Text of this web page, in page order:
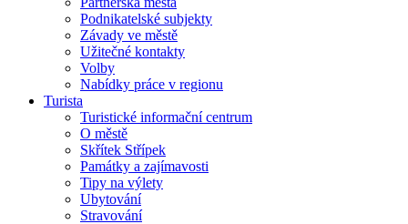
Podnikatelské subjekty
Závady ve městě
Užitečné kontakty
Volby
Nabídky práce v regionu
Turista
Turistické informační centrum
O městě
Skřítek Střípek
Památky a zajímavosti
Tipy na výlety
Ubytování
Stravování